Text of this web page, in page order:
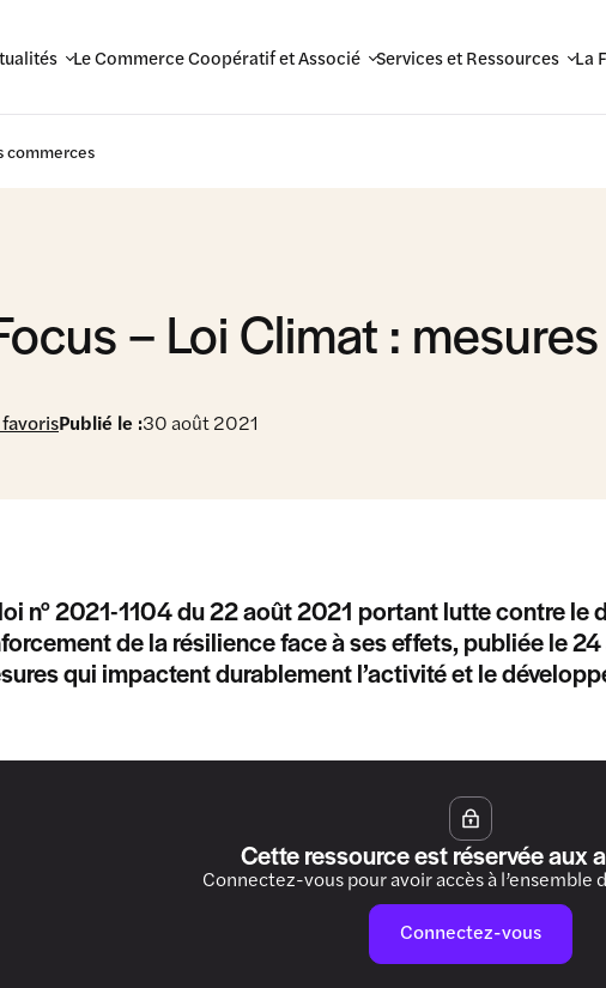
Le Commerce Coopératif et Associé Services et Ressources La
commerces
– Loi Climat :
Publié le :30 août 2021
n° 2021-1104 du 22 août 2021 portant lutte contre le
de la résilience face à ses effets, publiée le
qui impactent durablement l’activité et le
Cette ressource est réservée aux
Connectez-vous pour avoir accès à l’ensemble
Connectez-vous